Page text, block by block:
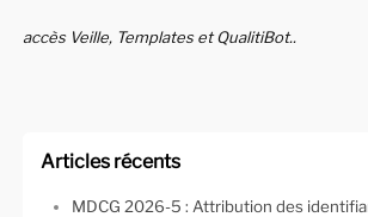
accès Veille, Templates et QualitiBot..
Articles récents
MDCG 2026-5 : Attribution des